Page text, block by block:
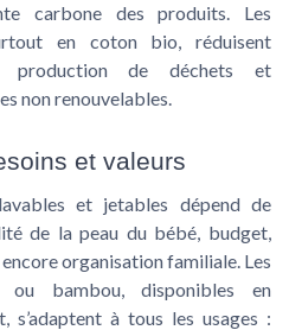
carbone des produits. Les
en coton bio, réduisent
production de déchets et
non renouvelables.
et valeurs
et jetables dépend de
de la peau du bébé, budget,
organisation familiale. Les
ou bambou, disponibles en
à tous les usages :